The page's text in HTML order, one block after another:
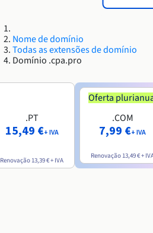
Nome de domínio
Todas as extensões de domínio
Domínio .cpa.pro
.PT
15,49 €+ IVA
Renovação 13,39 €+ IVA
Oferta
.COM
7,99 €+ IVA
Renovação 13,49 €+